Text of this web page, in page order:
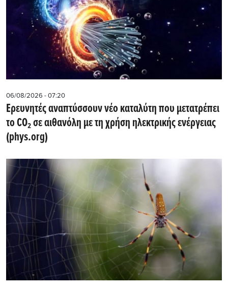
06/08/2026 - 07:20
Ερευνητές αναπτύσσουν νέο καταλύτη που μετατρέπει
το CO₂ σε αιθανόλη με τη χρήση ηλεκτρικής ενέργειας
(phys.org)